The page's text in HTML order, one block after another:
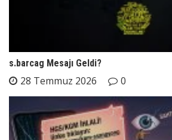
s.barcag Mesajı Geldi?
28 Temmuz 2026 0